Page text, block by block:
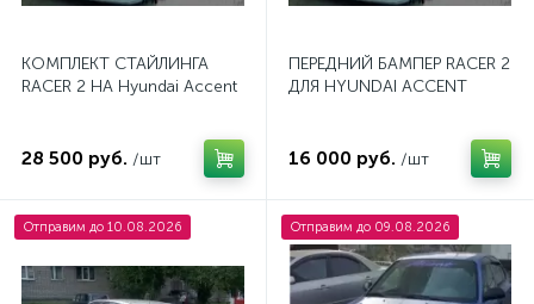
КОМПЛЕКТ СТАЙЛИНГА
RACER 2 НА Hyundai Accent
28 500 руб. /шт
ПЕРЕДНИЙ БАМПЕР RACER 2
ДЛЯ HYUNDAI ACCENT
16 000 руб. /шт
Отправим до 10.08.2026 Отправим до 09.08.2026